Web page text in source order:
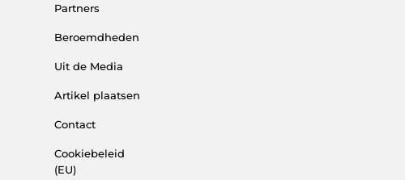
Partners
Beroemdheden
Uit de Media
Artikel plaatsen
Contact
Cookiebeleid
(EU)